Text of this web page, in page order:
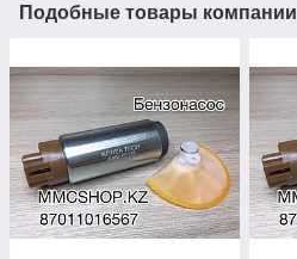
Подобные товары компании